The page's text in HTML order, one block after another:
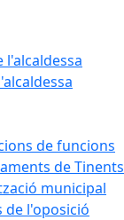
l'alcaldessa
de funcions
de
municipal
de l'oposició